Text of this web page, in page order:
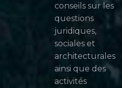
conseils sur les
questions
juridiques,
sociales et
architecturales
ainsi que des
activités